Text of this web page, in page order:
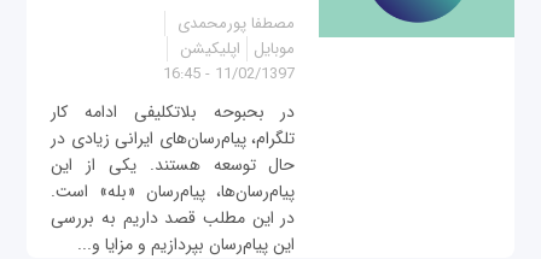
مصطفا پورمحمدی
موبایل
اپلیکیشن
11/02/1397 - 16:45
در بحبوحه بلاتکلیفی ادامه کار
تلگرام، پیام‌رسان‌های ایرانی زیادی در
حال توسعه هستند. یکی از این
پیام‌رسان‌ها، پیام‌رسان «بله» است.
در این مطلب قصد داریم به بررسی
این پیام‌رسان بپردازیم و مزایا و...